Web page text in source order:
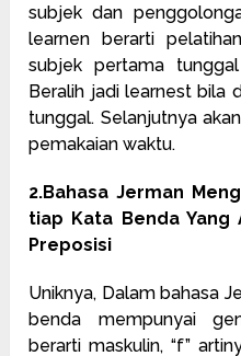
subjek dan
learnen berarti
subjek pertama
Beralih jadi learnest bila
tunggal. Selanjutnya
pemakaian waktu.
2.Bahasa Jerman
tiap Kata Benda Yang
Preposisi
Uniknya, Dalam bahasa
benda mempunyai
berarti maskulin, “f”